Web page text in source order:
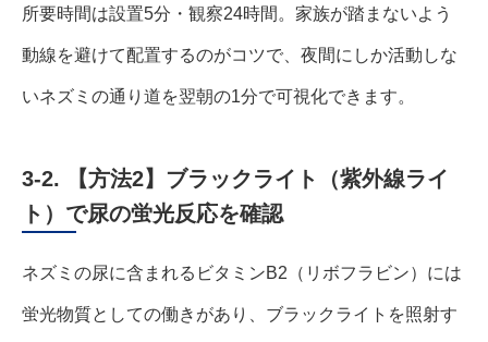
所要時間は設置5分・観察24時間。家族が踏まないよう
動線を避けて配置するのがコツで、夜間にしか活動しな
いネズミの通り道を翌朝の1分で可視化できます。
3-2. 【方法2】ブラックライト（紫外線ライ
ト）で尿の蛍光反応を確認
ネズミの尿に含まれるビタミンB2（リボフラビン）には
蛍光物質としての働きがあり、ブラックライトを照射す